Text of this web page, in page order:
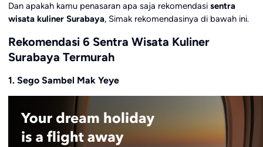
Dan apakah kamu penasaran apa saja rekomendasi sentra
wisata kuliner Surabaya, Simak rekomendasinya di bawah ini.
Rekomendasi 6 Sentra Wisata Kuliner
Surabaya Termurah
1. Sego Sambel Mak Yeye